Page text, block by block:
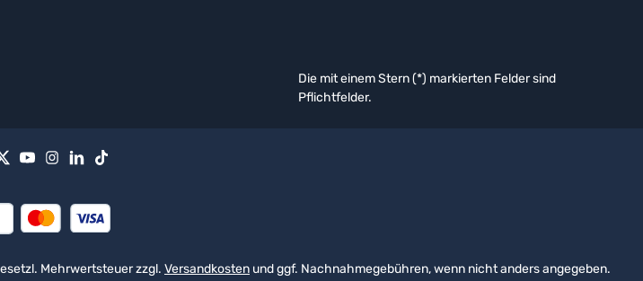
Die mit einem Stern (*) markierten Felder sind
Pflichtfelder.
Mehrwertsteuer zzgl. Versandkosten und ggf. Nachnahmegebühren, wenn nicht anders angegeben.